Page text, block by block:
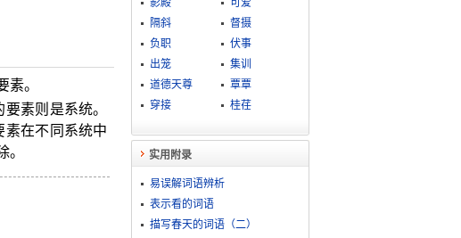
。
素则是系统。
在不同系统中
影殿
可爱
隔斜
督摄
负职
伏事
出笼
集训
道德天尊
覃覃
穿接
桂荏
实用附录
易误解词语辨析
表示看的词语
描写春天的词语（二）